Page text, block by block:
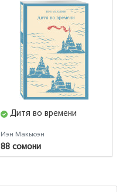
Дитя во времени
Иэн Макьюэн
88 сомони